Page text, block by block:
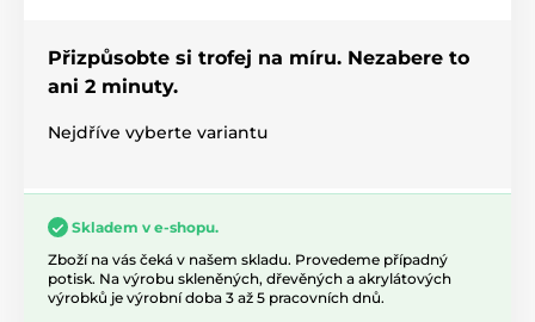
Přizpůsobte si trofej na míru. Nezabere to
ani 2 minuty.
Nejdříve vyberte variantu
Skladem v e-shopu.
Zboží na vás čeká v našem skladu. Provedeme případný
potisk. Na výrobu skleněných, dřevěných a akrylátových
výrobků je výrobní doba 3 až 5 pracovních dnů.